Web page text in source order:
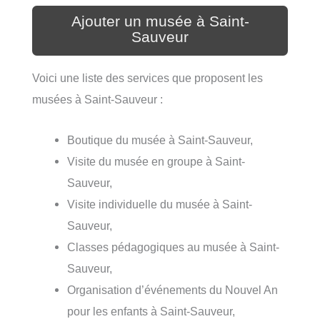
Ajouter un musée à Saint-
Sauveur
Voici une liste des services que proposent les
musées à Saint-Sauveur :
Boutique du musée à Saint-Sauveur,
Visite du musée en groupe à Saint-
Sauveur,
Visite individuelle du musée à Saint-
Sauveur,
Classes pédagogiques au musée à Saint-
Sauveur,
Organisation d’événements du Nouvel An
pour les enfants à Saint-Sauveur,